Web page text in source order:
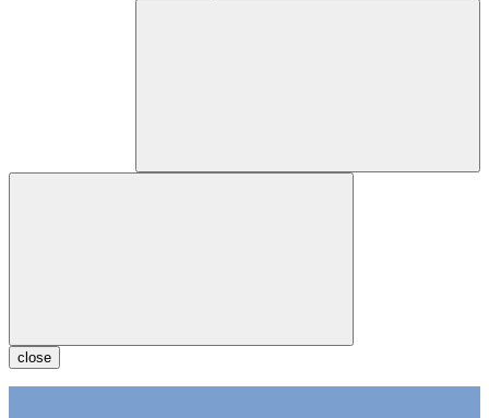
close